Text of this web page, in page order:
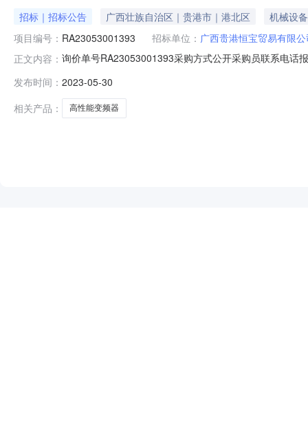
招标｜招标公告 广西壮族自治区｜贵港市｜港北区
机械设备
项目编号： RA23053001393 招标单位： 广西贵港恒宝贸易有限
正文内容： 询价单号RA23053001393采购方式公开采购员联系电话
广西贵港市港北区广西贵港市港北区贵城街道南平中路
发布时间： 2023-05-30
相关产品：
高性能变频器